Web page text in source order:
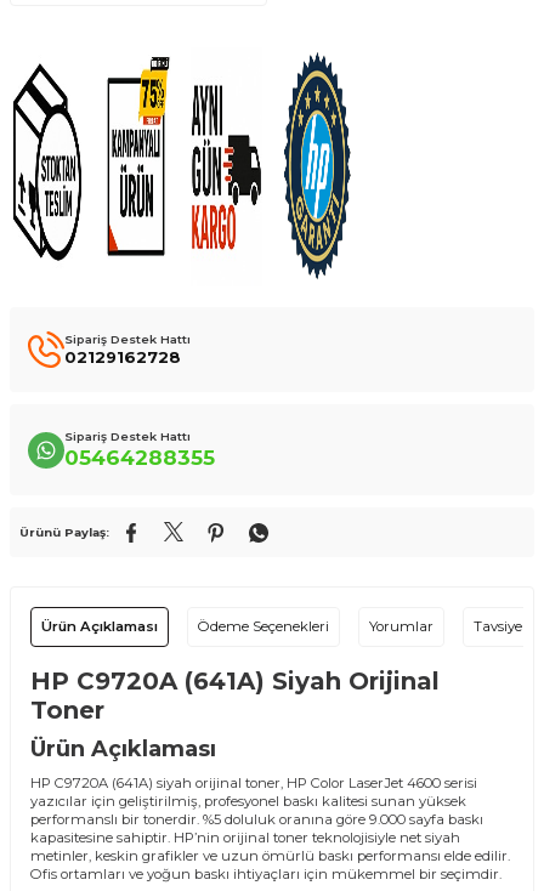
Sipariş Destek Hattı
02129162728
Sipariş Destek Hattı
05464288355
Ürünü Paylaş:
Ürün Açıklaması Ödeme Seçenekleri Yorumlar Tavsiye Et
HP C9720A (641A) Siyah Orijinal
Toner
Ürün Açıklaması
HP C9720A (641A) siyah orijinal toner, HP Color LaserJet 4600 serisi
yazıcılar için geliştirilmiş, profesyonel baskı kalitesi sunan yüksek
performanslı bir tonerdir. %5 doluluk oranına göre 9.000 sayfa baskı
kapasitesine sahiptir. HP’nin orijinal toner teknolojisiyle net siyah
metinler, keskin grafikler ve uzun ömürlü baskı performansı elde edilir.
Ofis ortamları ve yoğun baskı ihtiyaçları için mükemmel bir seçimdir.